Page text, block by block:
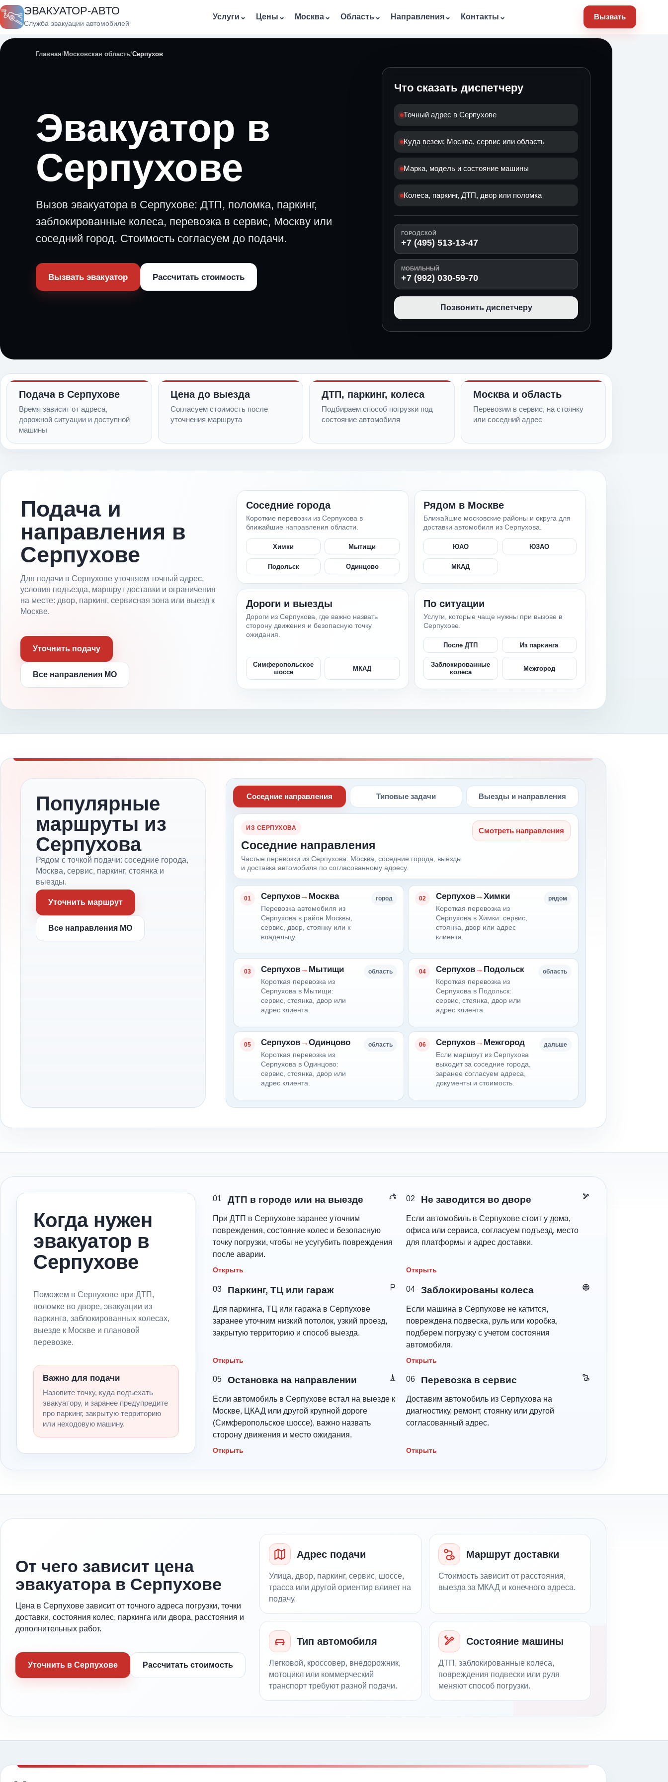
ЭВАКУАТОР-АВТО
Служба эвакуации автомобилей
Услуги ⌄ Цены ⌄ Москва⌄ Область ⌄ Направления⌄ Контакты ⌄ Вызвать
Главная Московская область Серпухов
Эвакуатор в
Серпухове
Вызов эвакуатора в Серпухове: ДТП, поломка, паркинг,
заблокированные колеса, перевозка в сервис, Москву или
соседний город. Стоимость согласуем до подачи.
Вызвать эвакуатор Рассчитать стоимость
Что сказать диспетчеру
Точный адрес в Серпухове
Куда везем: Москва, сервис или область
Марка, модель и состояние машины
Колеса, паркинг, ДТП, двор или поломка
ГОРОДСКОЙ
+7 (495) 513-13-47
МОБИЛЬНЫЙ
+7 (992) 030-59-70
Позвонить диспетчеру
Подача в Серпухове
Время зависит от адреса,
дорожной ситуации и доступной
машины
Цена до выезда
Согласуем стоимость после
уточнения маршрута
ДТП, паркинг, колеса
Подбираем способ погрузки под
состояние автомобиля
Москва и область
Перевозим в сервис, на стоянку
или соседний адрес
Подача и
направления в
Серпухове
Для подачи в Серпухове уточняем точный адрес,
условия подъезда, маршрут доставки и ограничения
на месте: двор, паркинг, сервисная зона или выезд к
Москве.
Уточнить подачу
Все направления МО
Соседние города
Короткие перевозки из Серпухова в
ближайшие направления области.
Химки Мытищи
Подольск Одинцово
Рядом в Москве
Ближайшие московские районы и округа для
доставки автомобиля из Серпухова.
ЮАО ЮЗАО
МКАД
Дороги и выезды
Дороги из Серпухова, где важно назвать
сторону движения и безопасную точку
ожидания.
Симферопольское
шоссе
МКАД
По ситуации
Услуги, которые чаще нужны при вызове в
Серпухове.
После ДТП Из паркинга
Заблокированные
колеса
Межгород
Популярные
маршруты из
Серпухова
Рядом с точкой подачи: соседние города,
Москва, сервис, паркинг, стоянка и
выезды.
Уточнить маршрут
Все направления МО
Соседние направления Типовые задачи Выезды и направления
ИЗ СЕРПУХОВА
Соседние направления
Частые перевозки из Серпухова: Москва, соседние города, выезды
и доставка автомобиля по согласованному адресу.
Смотреть направления
01 Серпухов→ Москва
Перевозка автомобиля из
Серпухова в район Москвы,
сервис, двор, стоянку или к
владельцу.
город 02 Серпухов→Химки
Короткая перевозка из
Серпухова в Химки: сервис,
стоянка, двор или адрес
клиента.
рядом
03 Серпухов→ Мытищи
Короткая перевозка из
Серпухова в Мытищи:
сервис, стоянка, двор или
адрес клиента.
область 04 Серпухов→ Подольск
Короткая перевозка из
Серпухова в Подольск:
сервис, стоянка, двор или
адрес клиента.
область
05 Серпухов→Одинцово
Короткая перевозка из
Серпухова в Одинцово:
сервис, стоянка, двор или
адрес клиента.
область 06 Серпухов→ Межгород
Если маршрут из Серпухова
выходит за соседние города,
заранее согласуем адреса,
документы и стоимость.
дальше
Когда нужен
эвакуатор в
Серпухове
Поможем в Серпухове при ДТП,
поломке во дворе, эвакуации из
паркинга, заблокированных колесах,
выезде к Москве и плановой
перевозке.
Важно для подачи
Назовите точку, куда подъехать
эвакуатору, и заранее предупредите
про паркинг, закрытую территорию
или неходовую машину.
01 ДТП в городе или на выезде
При ДТП в Серпухове заранее уточним
повреждения, состояние колес и безопасную
точку погрузки, чтобы не усугубить повреждения
после аварии.
Открыть
02 Не заводится во дворе
Если автомобиль в Серпухове стоит у дома,
офиса или сервиса, согласуем подъезд, место
для платформы и адрес доставки.
Открыть
03 Паркинг, ТЦ или гараж
Для паркинга, ТЦ или гаража в Серпухове
заранее уточним низкий потолок, узкий проезд,
закрытую территорию и способ выезда.
Открыть
04 Заблокированы колеса
Если машина в Серпухове не катится,
повреждена подвеска, руль или коробка,
подберем погрузку с учетом состояния
автомобиля.
Открыть
05 Остановка на направлении
Если автомобиль в Серпухове встал на выезде к
Москве, ЦКАД или другой крупной дороге
(Симферопольское шоссе), важно назвать
сторону движения и место ожидания.
Открыть
06 Перевозка в сервис
Доставим автомобиль из Серпухова на
диагностику, ремонт, стоянку или другой
согласованный адрес.
Открыть
От чего зависит цена
эвакуатора в Серпухове
Цена в Серпухове зависит от точного адреса погрузки, точки
доставки, состояния колес, паркинга или двора, расстояния и
дополнительных работ.
Уточнить в Серпухове Рассчитать стоимость
Адрес подачи
Улица, двор, паркинг, сервис, шоссе,
трасса или другой ориентир влияет на
подачу.
Маршрут доставки
Стоимость зависит от расстояния,
выезда за МКАД и конечного адреса.
Тип автомобиля
Легковой, кроссовер, внедорожник,
мотоцикл или коммерческий
транспорт требуют разной подачи.
Состояние машины
ДТП, заблокированные колеса,
повреждения подвески или руля
меняют способ погрузки.